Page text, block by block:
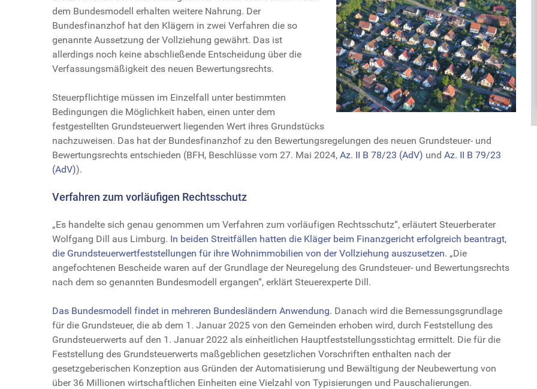
dem Bundesmodell erhalten weitere Nahrung. Der
Bundesfinanzhof hat den Klägern in zwei Verfahren die so
genannte Aussetzung der Vollziehung gewährt. Das ist
allerdings noch keine abschließende Entscheidung über die
Verfassungsmäßigkeit des neuen Bewertungsrechts.
Steuerpflichtige müssen im Einzelfall unter bestimmten
Bedingungen die Möglichkeit haben, einen unter dem
festgestellten Grundsteuerwert liegenden Wert ihres Grundstücks
nachzuweisen. Das hat der Bundesfinanzhof zu den Bewertungsregelungen des neuen Grundsteuer- und
Bewertungsrechts entschieden (BFH, Beschlüsse vom 27. Mai 2024, Az. II B 78/23 (AdV) und Az. II B 79/23
(AdV)).
Verfahren zum vorläufigen Rechtsschutz
„Es handelte sich genau genommen um Verfahren zum vorläufigen Rechtsschutz“, erläutert Steuerberater
Wolfgang Dill aus Limburg. In beiden Streitfällen hatten die Kläger beim Finanzgericht erfolgreich beantragt,
die Grundsteuerwertfeststellungen für ihre Wohnimmobilien von der Vollziehung auszusetzen. „Die
angefochtenen Bescheide waren auf der Grundlage der Neuregelung des Grundsteuer- und Bewertungsrechts
nach dem so genannten Bundesmodell ergangen“, erklärt Steuerexperte Dill.
Das Bundesmodell findet in mehreren Bundesländern Anwendung. Danach wird die Bemessungsgrundlage
für die Grundsteuer, die ab dem 1. Januar 2025 von den Gemeinden erhoben wird, durch Feststellung des
Grundsteuerwerts auf den 1. Januar 2022 als einheitlichen Hauptfeststellungsstichtag ermittelt. Die für die
Feststellung des Grundsteuerwerts maßgeblichen gesetzlichen Vorschriften enthalten nach der
gesetzgeberischen Konzeption aus Gründen der Automatisierung und Bewältigung der Neubewertung von
über 36 Millionen wirtschaftlichen Einheiten eine Vielzahl von Typisierungen und Pauschalierungen.